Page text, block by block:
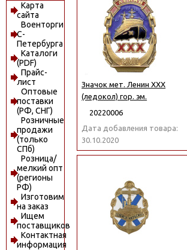
Карта
сайта
Военторги
С-
Петербурга
Каталоги
(PDF)
Прайс-
лист
Оптовые
поставки
(РФ, СНГ)
Розничные
продажи
(только
СПб)
Розница/
мелкий опт
(регионы
РФ)
Изготовим
на заказ
Ищем
поставщиков
Контактная
информация
Значок мет. Ленин ХХХ
(ледокол) гор. эм.
20220006
Дата добавления товара:
30.10.2020